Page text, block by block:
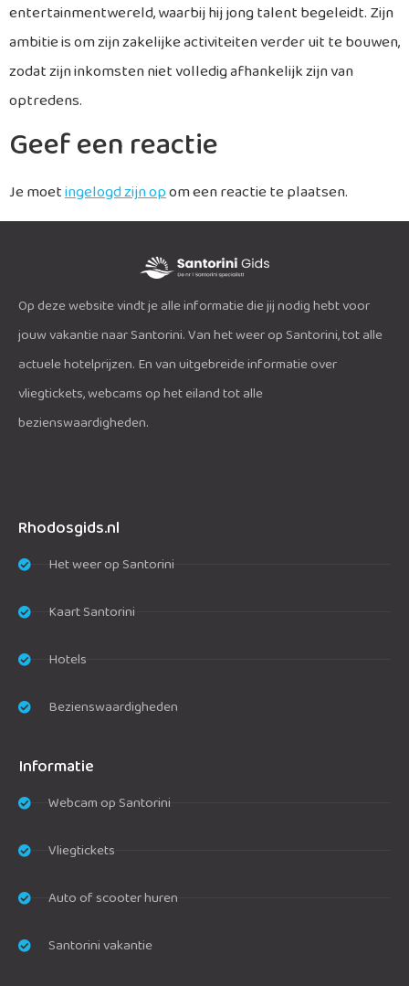
entertainmentwereld, waarbij hij jong talent begeleidt. Zijn
ambitie is om zijn zakelijke activiteiten verder uit te bouwen,
zodat zijn inkomsten niet volledig afhankelijk zijn van
optredens.
Geef een reactie
Je moetingelogd zijn opom een reactie te plaatsen.
Op deze website vindt je alle informatie die jij nodig hebt voor
jouw vakantie naar Santorini. Van het weer op Santorini, tot alle
actuele hotelprijzen. En van uitgebreide informatie over
vliegtickets, webcams op het eiland tot alle
bezienswaardigheden.
Rhodosgids.nl
Het weer op Santorini
Kaart Santorini
Hotels
Bezienswaardigheden
Informatie
Webcam op Santorini
Vliegtickets
Auto of scooter huren
Santorini vakantie